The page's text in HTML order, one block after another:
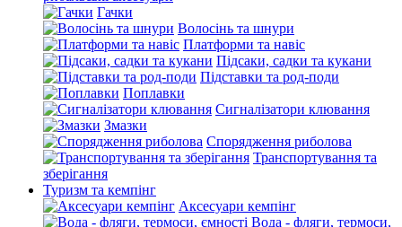
Гачки
Волосінь та шнури
Платформи та навіс
Підсаки, садки та кукани
Підставки та род-поди
Поплавки
Сигналізатори клювання
Змазки
Спорядження риболова
Транспортування та
зберігання
Туризм та кемпінг
Аксесуари кемпінг
Вода - фляги, термоси,